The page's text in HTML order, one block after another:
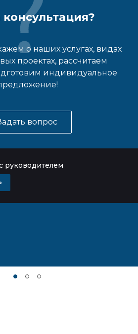
о наших услугах, видах
проектах, рассчитаем
индивидуальное
вопрос
руководителем